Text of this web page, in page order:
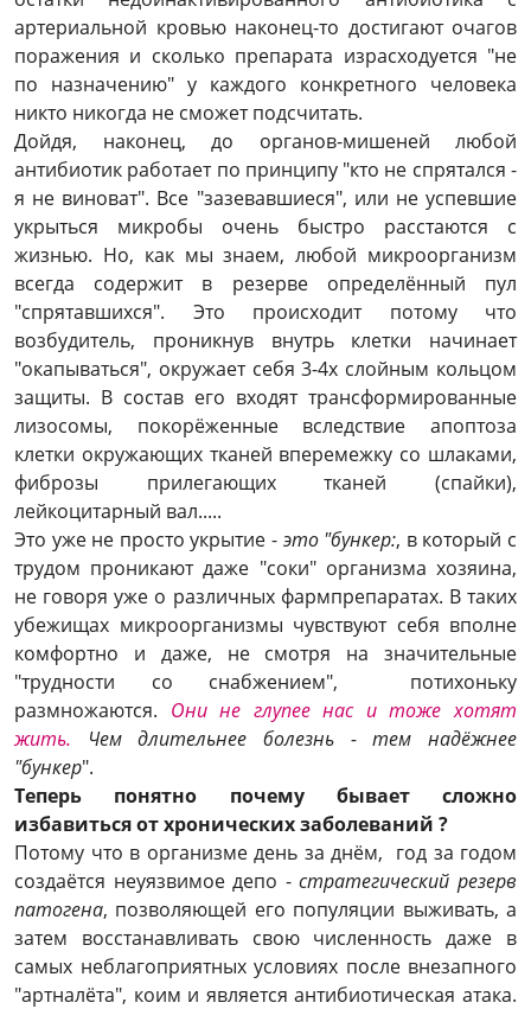
артериальной кровью наконец-то достигают очагов
поражения и сколько препарата израсходуется "не
по назначению" у каждого конкретного человека
никто никогда не сможет подсчитать.
Дойдя, наконец, до органов-мишеней любой
антибиотик работает по принципу "кто не спрятался -
я не виноват". Все "зазевавшиеся", или не успевшие
укрыться микробы очень быстро расстаются с
жизнью. Но, как мы знаем, любой микроорганизм
всегда содержит в резерве определённый пул
"спрятавшихся". Это происходит потому что
возбудитель, проникнув внутрь клетки начинает
"окапываться", окружает себя 3-4х слойным кольцом
защиты. В состав его входят трансформированные
лизосомы, покорёженные вследствие апоптоза
клетки окружающих тканей вперемежку со шлаками,
фиброзы прилегающих тканей (спайки),
лейкоцитарный вал.....
Это уже не просто укрытие - это "бункер:, в который с
трудом проникают даже "соки" организма хозяина,
не говоря уже о различных фармпрепаратах. В таких
убежищах микроорганизмы чувствуют себя вполне
комфортно и даже, не смотря на значительные
"трудности со снабжением", потихоньку
размножаются. Они не глупее нас и тоже хотят
жить.
Чем длительнее болезнь - тем надёжнее
"бункер".
Теперь понятно почему бывает сложно
избавиться от хронических заболеваний ?
Потому что в организме день за днём, год за годом
создаётся неуязвимое депо -стратегический резерв
патогена, позволяющей его популяции выживать, а
затем восстанавливать свою численность даже в
самых неблагоприятных условиях после внезапного
"артналёта", коим и является антибиотическая атака.